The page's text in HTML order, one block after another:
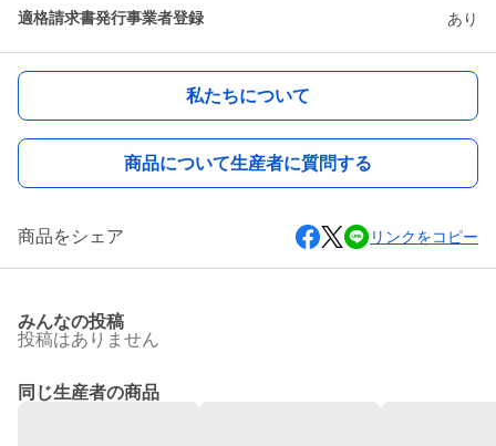
適格請求書発行事業者登録 あり
私たちについて
商品について生産者に質問する
商品をシェア リンクをコピー
みんなの投稿
投稿はありません
同じ生産者の商品